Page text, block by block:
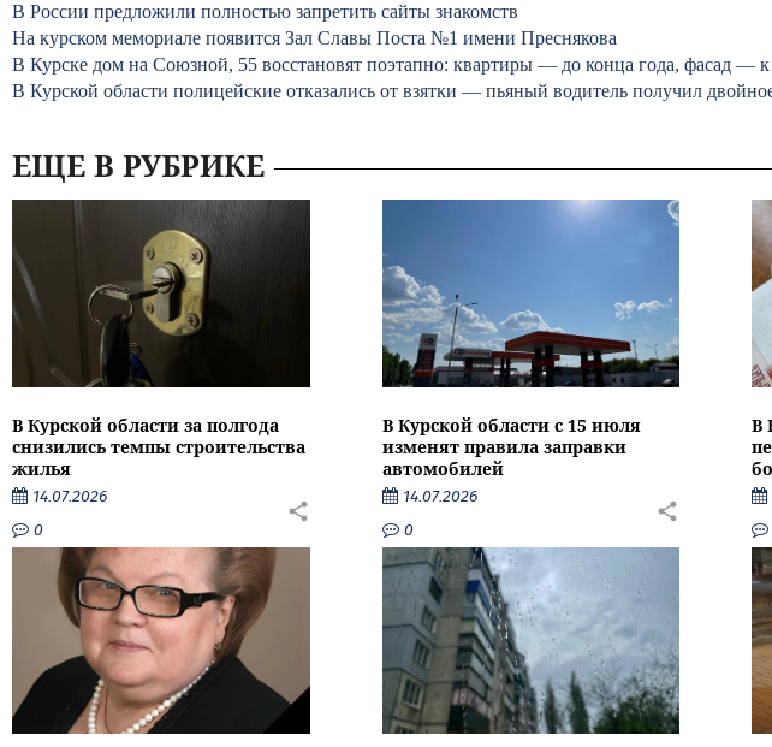
В России предложили полностью запретить сайты знакомств
На курском мемориале появится Зал Славы Поста №1 имени Преснякова
В Курске дом на Союзной, 55 восстановят поэтапно: квартиры — до конца года, фасад —
В Курской области полицейские отказались от взятки — пьяный водитель получил
ЕЩЕ В РУБРИКЕ
В Курской области за полгода
снизились темпы строительства
жилья
14.07.2026
0
В Курской области с 15 июля
изменят правила заправки
автомобилей
14.07.2026
0
В